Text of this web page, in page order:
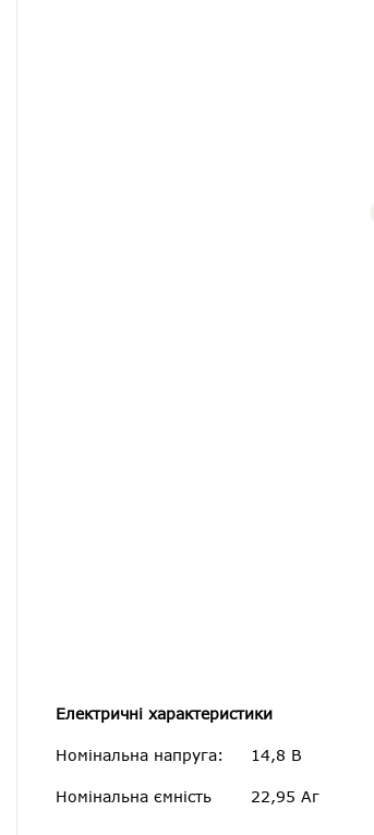
Електричні характеристики
Номінальна напруга: 14,8 В
Номінальна ємність 22,95 Аг